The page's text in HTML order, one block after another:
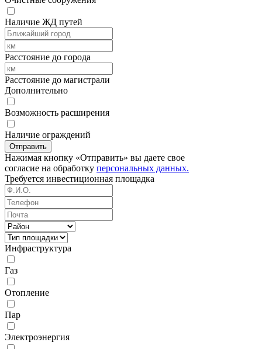
Наличие ЖД путей
Расстояние до города
Расстояние до магистрали
Дополнительно
Возможность расширения
Наличие ограждений
Отправить
Нажимая кнопку «Отправить» вы даете свое
согласие на обработку персональных данных.
Требуется инвестиционная площадка
Инфраструктура
Газ
Отопление
Пар
Электроэнергия